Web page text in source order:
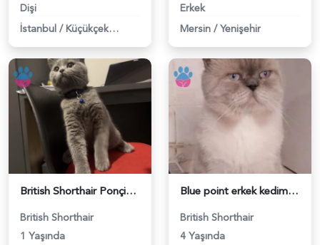
Dişi
İstanbul / Küçükçekmece
Erkek
Mersin / Yenişehir
British Shorthair Ponçiğim Eş Arıyor - 118984654
British Shorthair
1 Yaşında
Blue point erkek kedimize dişi eş arıyoruz - 118984655
British Shorthair
4 Yaşında